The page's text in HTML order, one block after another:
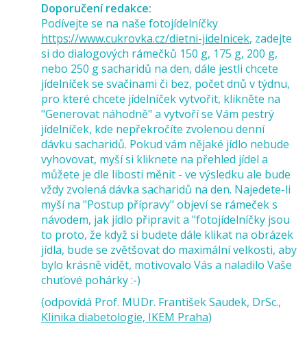
Doporučení redakce:
Podívejte se na naše fotojídelníčky
https://www.cukrovka.cz/dietni-jidelnicek, zadejte
si do dialogových rámečků 150 g, 175 g, 200 g,
nebo 250 g sacharidů na den, dále jestli chcete
jídelníček se svačinami či bez, počet dnů v týdnu,
pro které chcete jídelníček vytvořit, klikněte na
"Generovat náhodně" a vytvoří se Vám pestrý
jídelníček, kde nepřekročíte zvolenou denní
dávku sacharidů. Pokud vám nějaké jídlo nebude
vyhovovat, myší si kliknete na přehled jídel a
můžete je dle libosti měnit - ve výsledku ale bude
vždy zvolená dávka sacharidů na den. Najedete-li
myší na "Postup přípravy" objeví se rámeček s
návodem, jak jídlo připravit a "fotojídelníčky jsou
to proto, že když si budete dále klikat na obrázek
jídla, bude se zvětšovat do maximální velkosti, aby
bylo krásně vidět, motivovalo Vás a naladilo Vaše
chuťové pohárky :-)
(odpovídá Prof. MUDr. František Saudek, DrSc.,
Klinika diabetologie, IKEM Praha)